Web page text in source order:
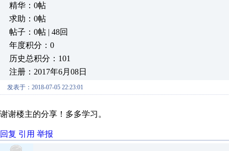
精华：0帖
求助：0帖
帖子：0帖 | 48回
年度积分：0
历史总积分：101
注册：2017年6月08日
发表于：2018-07-05 22:23:01
谢谢楼主的分享！多多学习。
回复 引用 举报